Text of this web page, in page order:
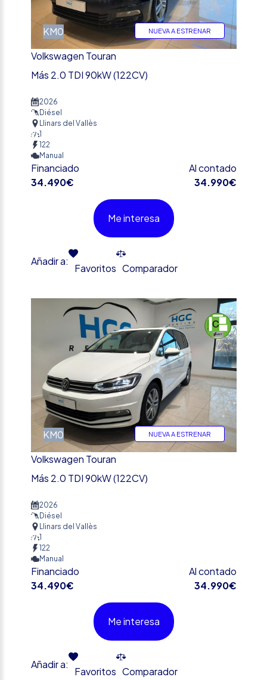
KM0 NUEVA A ESTRENAR
Volkswagen Touran
Más 2.0 TDI 90kW (122CV)
2026
Diésel
Llinars del Vallès
1
122
Manual
Financiado
34.490€
Al contado
34.990€
Me interesa
Añadir a:
Favoritos Comparador
KM0 NUEVA A ESTRENAR
Volkswagen Touran
Más 2.0 TDI 90kW (122CV)
2026
Diésel
Llinars del Vallès
1
122
Manual
Financiado
34.490€
Al contado
34.990€
Me interesa
Añadir a:
Favoritos Comparador